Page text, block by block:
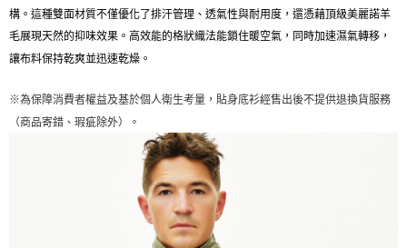
構。這種雙面材質不僅優化了排汗管理、透氣性與耐用度，還憑藉頂級美麗諾羊
毛展現天然的抑味效果。高效能的格狀織法能鎖住暖空氣，同時加速濕氣轉移，
讓布料保持乾爽並迅速乾燥。
※為保障消費者權益及基於個人衛生考量，貼身底衫經售出後不提供退換貨服務
（商品寄錯、瑕疵除外）。